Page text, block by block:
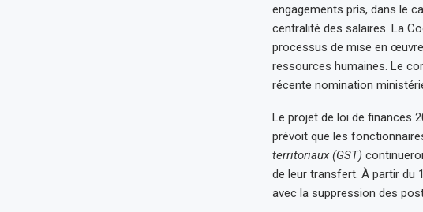
engagements pris, dans le
centralité des salaires. La
processus de mise en
ressources humaines. Le
récente nomination
Le projet de loi de finances
prévoit que les
territoriaux (GST)
de leur transfert. À partir du
avec la suppression des